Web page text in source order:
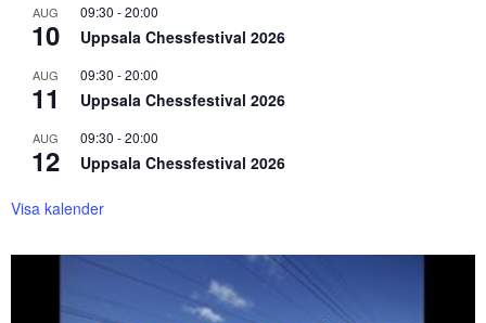
AUG
10
09:30 -20:00
Uppsala Chessfestival 2026
AUG
11
09:30 -20:00
Uppsala Chessfestival 2026
AUG
12
09:30 -20:00
Uppsala Chessfestival 2026
Visa kalender